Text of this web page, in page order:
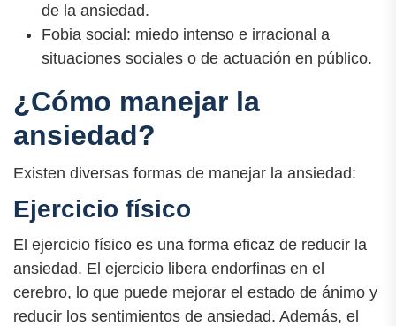
de la ansiedad.
Fobia social: miedo intenso e irracional a
situaciones sociales o de actuación en público.
¿Cómo manejar la
ansiedad?
Existen diversas formas de manejar la ansiedad:
Ejercicio físico
El ejercicio físico es una forma eficaz de reducir la
ansiedad. El ejercicio libera endorfinas en el
cerebro, lo que puede mejorar el estado de ánimo y
reducir los sentimientos de ansiedad. Además, el